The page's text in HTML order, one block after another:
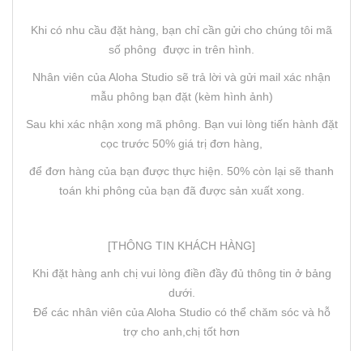
Khi có nhu cầu đặt hàng, bạn chỉ cần gửi cho chúng tôi mã
số phông được in trên hình.
Nhân viên của Aloha Studio sẽ trả lời và gửi mail xác nhận
mẫu phông bạn đặt (kèm hình ảnh)
Sau khi xác nhận xong mã phông. Bạn vui lòng tiến hành đặt
cọc trước 50% giá trị đơn hàng,
để đơn hàng của bạn được thực hiện. 50% còn lại sẽ thanh
toán khi phông của bạn đã được sản xuất xong.
[THÔNG TIN KHÁCH HÀNG]
Khi đặt hàng anh chị vui lòng điền đầy đủ thông tin ở bảng
dưới.
Để các nhân viên của Aloha Studio có thể chăm sóc và hỗ
trợ cho anh,chị tốt hơn